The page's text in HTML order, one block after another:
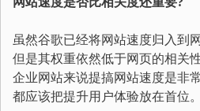
虽然谷歌已经将网站速度归入到
但是其权重依然低于网页的相关
企业网站来说提搞网站速度是非
都应该把提升用户体验放在首位。